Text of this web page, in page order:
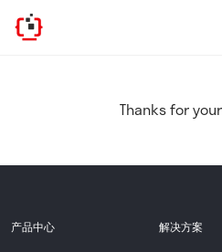
Thanks for
产品中心 解决方案